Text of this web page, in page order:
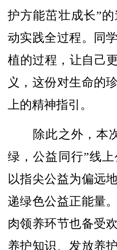
护方能茁壮成长”
动实践全过程。同
植的过程，让自己
义，这份对生命的
上的精神指引。
除此之外，本次
绿，公益同行”线
以指尖公益为偏远
递绿色公益正能量
肉领养环节也备受
养护知识、发放养